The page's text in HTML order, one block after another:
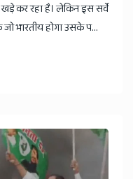
कर रहा है। लेकिन इस सर्वे
भारतीय होगा उसके प...